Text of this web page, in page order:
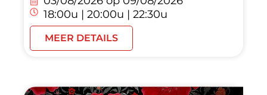
18:00u | 20:00u | 22:30u
MEER DETAILS